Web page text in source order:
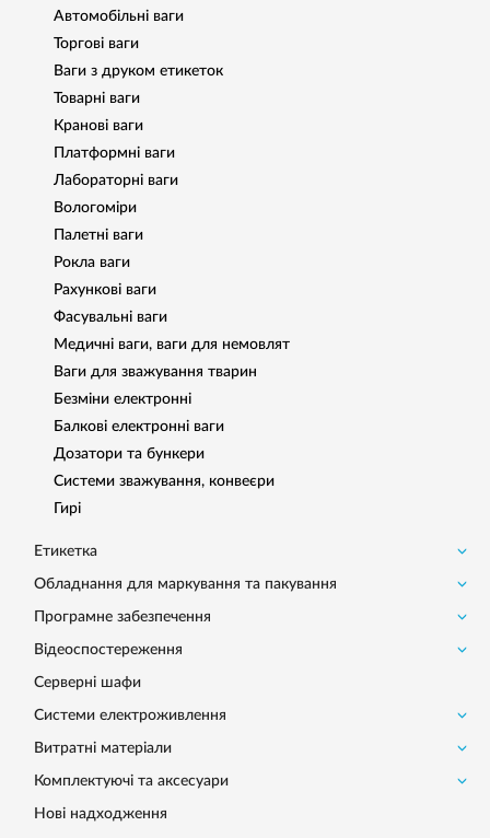
Автомобільні ваги
Торгові ваги
Ваги з друком етикеток
Товарнi ваги
Кранові ваги
Платформні ваги
Лабораторні ваги
Вологоміри
Палетнi ваги
Рокла ваги
Рахункові ваги
Фасувальнi ваги
Медичні ваги, ваги для немовлят
Ваги для зважування тварин
Безміни електронні
Балкові електронні ваги
Дозатори та бункери
Системи зважування, конвеєри
Гирі
Етикетка
Обладнання для маркування та пакування
Програмне забезпечення
Відеоспостереження
Серверні шафи
Системи електроживлення
Витратні матеріали
Комплектуючі та аксесуари
Нові надходження